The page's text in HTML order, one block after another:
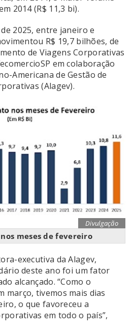
2014 (R$ 11,3 bi).
2025, entre janeiro e
R$ 19,7 bilhões, de
de Viagens Corporativas
em colaboração
Americana de Gestão de
(Alagev).
Divulgação
meses de fevereiro
executiva da Alagev,
deste ano foi um fator
alcançado. “Como o
março, tivemos mais dias
o que favoreceu a
em todo o país”,